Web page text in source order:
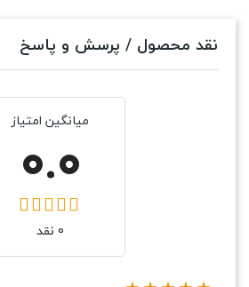
نقد محصول / پرسش و پاسخ
میانگین امتیاز
0.0
0 نقد